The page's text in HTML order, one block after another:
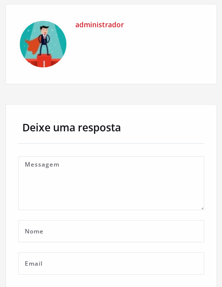
administrador
Deixe uma resposta